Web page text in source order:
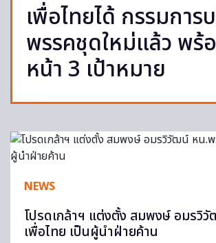
เพื่อไทยได้ กรรมการ
พรรคชุดใหม่แล้ว พร้
หน้า 3 เป้าหมาย
NEWS
โปรดเกล้าฯ แต่งตั้ง สมพงษ์ อมรวิ
เพื่อไทย เป็นผู้นำฝ่ายค้าน